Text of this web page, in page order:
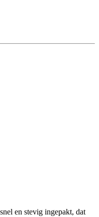
en stevig ingepakt, dat